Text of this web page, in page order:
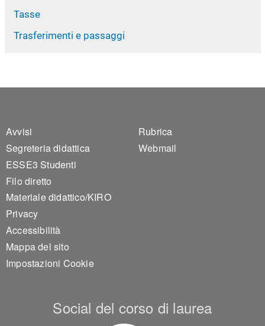
Tasse
Trasferimenti e passaggi
Footer 1
Avvisi
Segreteria didattica
ESSE3 Studenti
Filo diretto
Materiale didattico/KIRO
Privacy
Accessibilità
Mappa del sito
Impostazioni Cookie
Footer 2
Rubrica
Webmail
Social del corso di laurea